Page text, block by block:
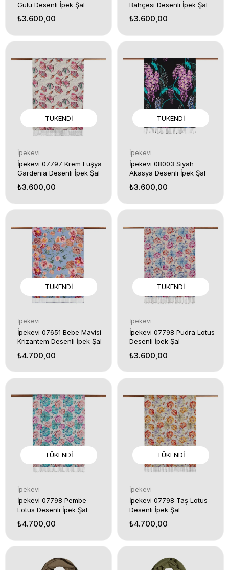
Gülü Desenli İpek Şal
₺3.600,00
Bahçesi Desenli İpek Şal
₺3.600,00
TÜKENDI
İpekevi
İpekevi 07797 Krem Fuşya
Gardenia Desenli İpek Şal
₺3.600,00
TÜKENDI
İpekevi
İpekevi 08003 Siyah
Akasya Desenli İpek Şal
₺3.600,00
TÜKENDI
İpekevi
İpekevi 07651 Bebe Mavisi
Krizantem Desenli İpek Şal
₺4.700,00
TÜKENDI
İpekevi
İpekevi 07798 Pudra Lotus
Desenli İpek Şal
₺3.600,00
TÜKENDI
İpekevi
İpekevi 07798 Pembe
Lotus Desenli İpek Şal
₺4.700,00
TÜKENDI
İpekevi
İpekevi 07798 Taş Lotus
Desenli İpek Şal
₺4.700,00